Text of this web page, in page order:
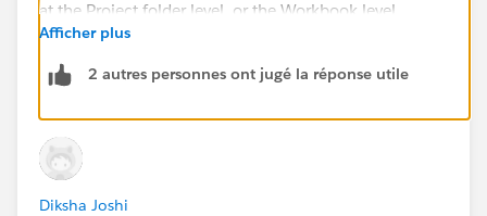
You can then set permissions to be customisable so
that you can set Dashboard permissions separately.
Afficher plus
2 autres personnes ont jugé la réponse utile
Diksha Joshi